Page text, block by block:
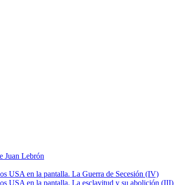
Juan Lebrón
USA en la pantalla. La Guerra de Secesión (IV)
USA en la pantalla. La esclavitud y su abolición (III)